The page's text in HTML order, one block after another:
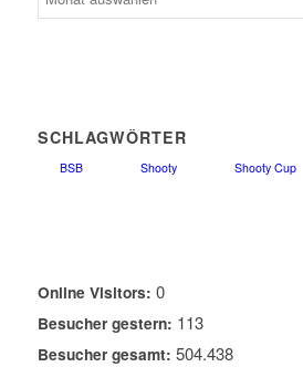
SCHLAGWÖRTER
BSB Shooty Shooty Cup
Online Visitors: 0
Besucher gestern: 113
Besucher gesamt: 504.438